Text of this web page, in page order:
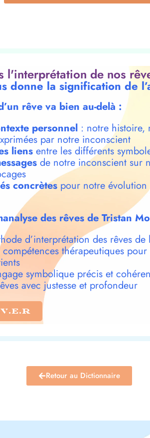
l'interprétation de nos
donne la signification de
rêve va bien au-delà :
personnel: notre histoire,
par notre inconscient
liensentre les différents
de notre inconscient sur
concrètespour notre évolution
des rêves de Tristan
d’interprétation des rêves de
thérapeutiques
symbolique précis et
avec justesse et profondeur
Retour au Dictionnaire